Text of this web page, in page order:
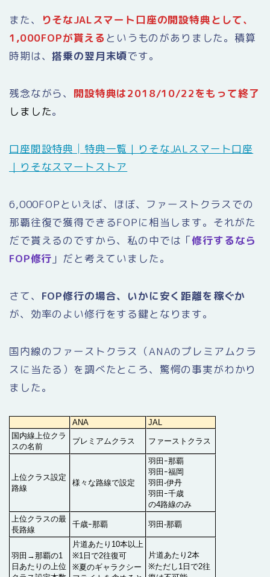
また、
りそなJALスマート口座の開設特典として、
1,000FOPが貰える というものがありました。積算
時期は、搭乗の翌月末頃です。
残念ながら、 開設特典は2018/10/22をもって終了
しました。
口座開設特典│特典一覧｜りそなJALスマート口座
｜りそなスマートストア
6,000FOPといえば、ほぼ、ファーストクラスでの
那覇往復で獲得できるFOPに相当します。それがた
だで貰えるのですから、私の中では「修行するなら
FOP修行 」だと考えていました。
さて、 FOP修行の場合、いかに安く距離を稼ぐか
が、効率のよい修行をする鍵となります。
国内線のファーストクラス（ANAのプレミアムクラ
スに当たる）を調べたところ、驚愕の事実がわかり
ました。
ANA
JAL
国内線上位クラ
スの名前
プレミアムクラス ファーストクラス
上位クラス設定
路線
様々な路線で設定
羽田ｰ那覇
羽田ｰ福岡
羽田-伊丹
羽田ｰ千歳
の4路線のみ
上位クラスの最
長路線
千歳ｰ那覇 羽田-那覇
羽田→那覇の1
日あたりの上位
片道あたり10本以上
※1日で2往復可
※夏のギャラクシー
片道あたり2本
※ただし1日で2往